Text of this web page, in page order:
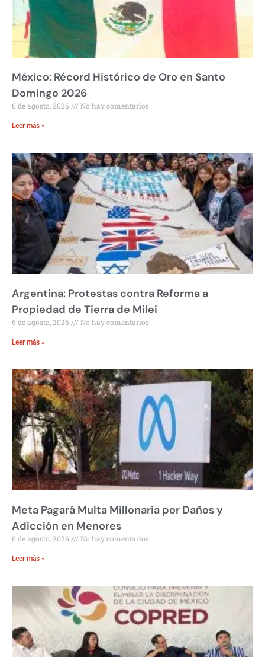
México: Récord Histórico de Oro en Santo
Domingo 2026
6 de agosto, 2026 No hay comentarios
Leer más »
Argentina: Protestas contra Reforma a
Propiedad de Tierra de Milei
6 de agosto, 2026 No hay comentarios
Leer más »
Meta Pagará Multa Millonaria por Daños y
Adicción en Menores
6 de agosto, 2026 No hay comentarios
Leer más »